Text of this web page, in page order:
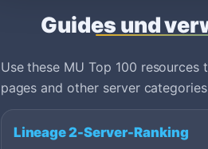
Guides und
Use these MU Top 100
pages and other server
Lineage 2-Server-Ranking